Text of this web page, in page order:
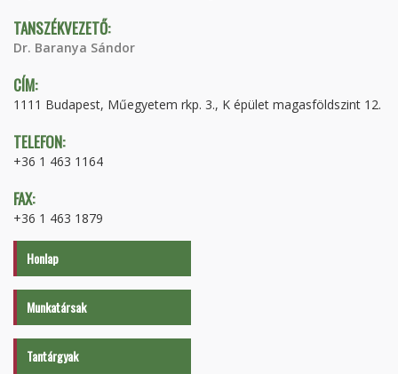
TANSZÉKVEZETŐ:
Dr. Baranya Sándor
CÍM:
1111 Budapest, Műegyetem rkp. 3., K épület magasföldszint 12.
TELEFON:
+36 1 463 1164
FAX:
+36 1 463 1879
Honlap
Munkatársak
Tantárgyak